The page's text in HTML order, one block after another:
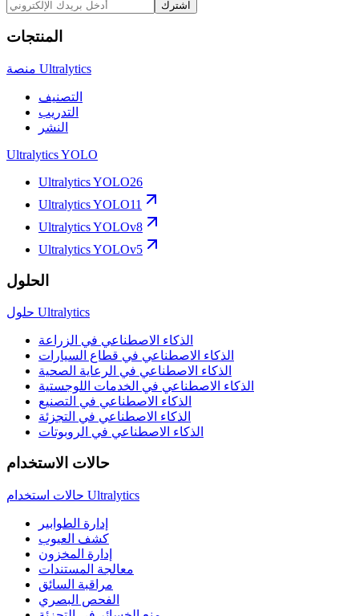
اشترك
المنتجات
منصة Ultralytics
التصنيف
التدريب
النشر
Ultralytics YOLO
Ultralytics YOLO26
Ultralytics YOLO11
Ultralytics YOLOv8
Ultralytics YOLOv5
الحلول
حلول Ultralytics
الذكاء الاصطناعي في الزراعة
الذكاء الاصطناعي في قطاع السيارات
الذكاء الاصطناعي في الرعاية الصحية
الذكاء الاصطناعي في الخدمات اللوجستية
الذكاء الاصطناعي في التصنيع
الذكاء الاصطناعي في التجزئة
الذكاء الاصطناعي في الروبوتات
حالات الاستخدام
حالات استخدام Ultralytics
إدارة الطوابير
كشف العيوب
إدارة المخزون
معالجة المستندات
مراقبة السائق
الفحص البصري